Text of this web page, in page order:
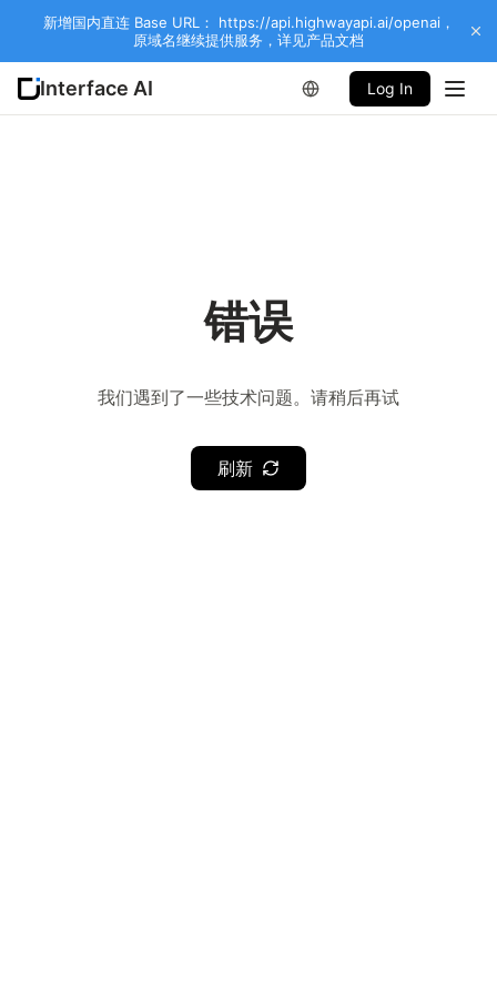
新增国内直连 Base URL： https://api.highwayapi.ai/openai，
原域名继续提供服务，详见产品文档
Interface AI Log In
错误
我们遇到了一些技术问题。请稍后再试
刷新